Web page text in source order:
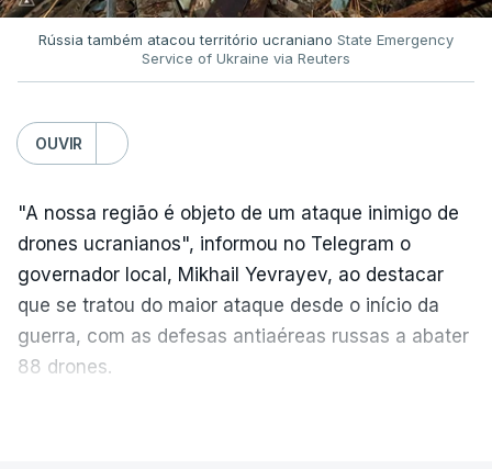
Rússia também atacou território ucraniano State Emergency
Service of Ukraine via Reuters
OUVIR
"A nossa região é objeto de um ataque inimigo de
drones ucranianos", informou no Telegram o
governador local, Mikhail Yevrayev, ao destacar
que se tratou do maior ataque desde o início da
guerra, com as defesas antiaéreas russas a abater
88 drones.